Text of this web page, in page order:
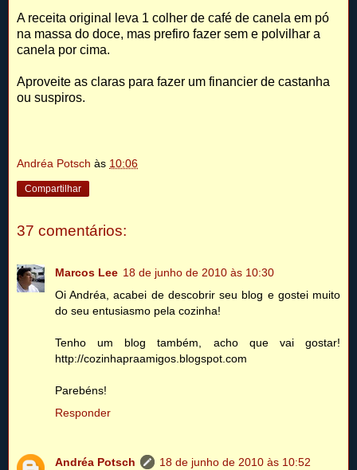
A receita original leva 1 colher de café de canela em pó
na massa do doce, mas prefiro fazer sem e polvilhar a
canela por cima.
Aproveite as claras para fazer um financier de castanha
ou suspiros.
Andréa Potsch às 10:06
Compartilhar
37 comentários:
Marcos Lee 18 de junho de 2010 às 10:30
Oi Andréa, acabei de descobrir seu blog e gostei muito
do seu entusiasmo pela cozinha!
Tenho um blog também, acho que vai gostar!
http://cozinhapraamigos.blogspot.com
Parebéns!
Responder
Andréa Potsch
18 de junho de 2010 às 10:52